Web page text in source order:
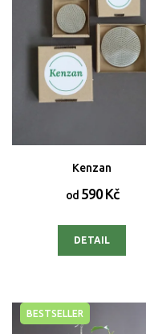
Kenzan
od590 Kč
DETAIL
BESTSELLER